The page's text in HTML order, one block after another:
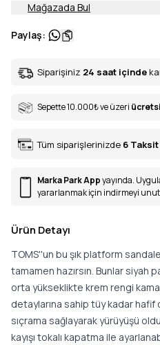
Mağazada Bul
Paylaş:
Siparişiniz 24 saat içinde
Sepette 10.000₺ve üzeri
Tüm siparişlerinizde 6 Taksit
Marka Park Appyayında.
yararlanmak için indirmeyi
Ürün Detayı
TOMS''un bu şık platform
tamamen hazırsın. Bunlar siyah
orta yükseklikte krem rengi
detaylarına sahip tüy kadar hafif
sıçrama sağlayarak yürüyüşü
kayışı tokalı kapatma ile